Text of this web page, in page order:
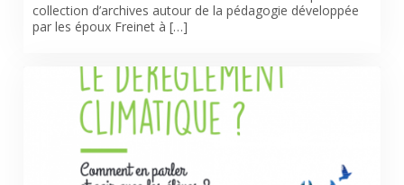
collection d’archives autour de la pédagogie développée
par les époux Freinet à […]